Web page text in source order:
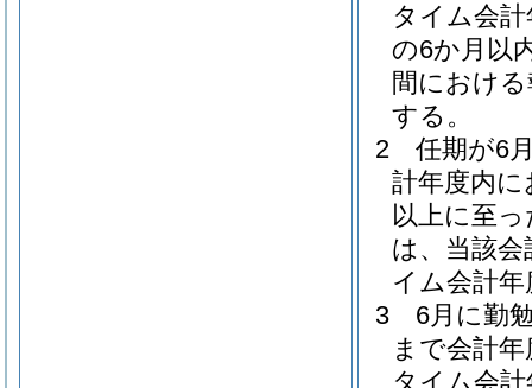
タイム会
の6か月以
間におけ
する。
2
任期が6
計年度内
以上に至
は、当該
イム会計
3
6月に勤
まで会計
タイム会